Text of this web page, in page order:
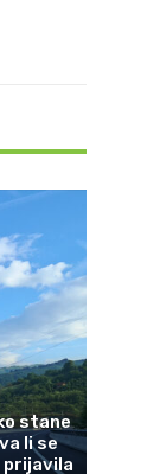
stane
li se
prijavila